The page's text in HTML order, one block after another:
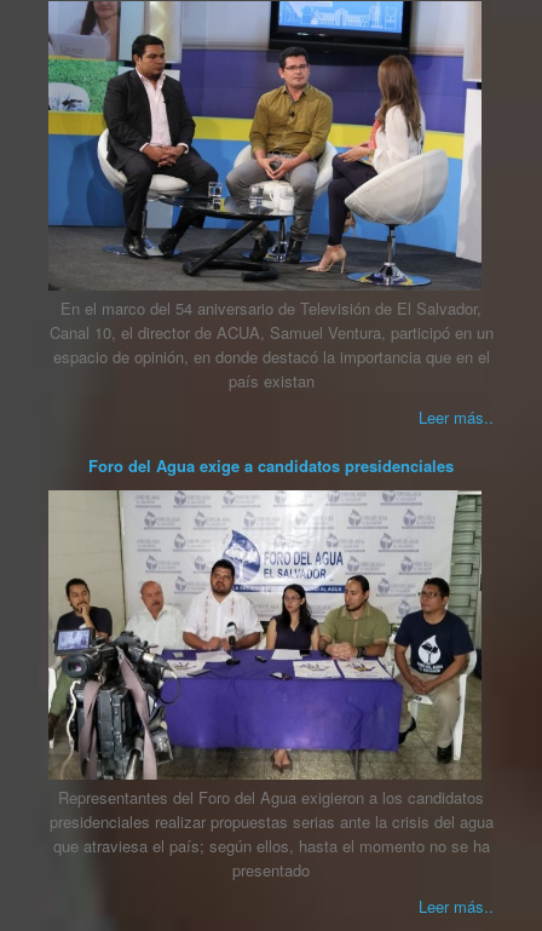
En el marco del 54 aniversario de Televisión de El Salvador,
Canal 10, el director de ACUA, Samuel Ventura, participó en un
espacio de opinión, en donde destacó la importancia que en el
país existan
Leer más..
Foro del Agua exige a candidatos presidenciales
Representantes del Foro del Agua exigieron a los candidatos
presidenciales realizar propuestas serias ante la crisis del agua
que atraviesa el país; según ellos, hasta el momento no se ha
presentado
Leer más..